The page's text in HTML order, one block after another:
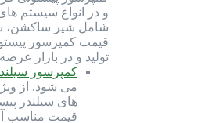
شامل شیر ساکشن،
قیمت کمپرسور
تولید و در بازار عرضه می گردد.
کمپرسور
می شود. از